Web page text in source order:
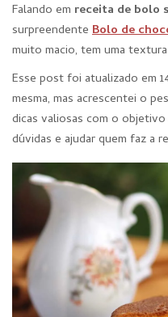
Falando em receita de bolo
surpreendente Bolo de
muito macio, tem uma
Esse post foi atualizado em
mesma, mas acrescentei o
dicas valiosas com o
dúvidas e ajudar quem faz a